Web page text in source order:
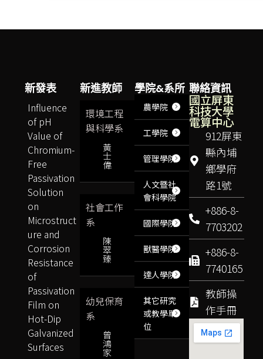
聯絡資訊
國立屏東
科技大學
電算中心
912屏東
縣內埔
鄉學府
路1號
+886-8-
7703202
+886-8-
7740165
教師操
作手冊
學院&系所
農學院
工學院
管理學院
人文暨社
會科學院
國際學院
獸醫學院
達人學院
其它研究
或教學單
位
新進教師
環境工程
與科學系
黃
士
偉
社會工作
系
陳
翠
臻
幼兒保育
系
曾
鴻
家
新發表
Influence
of pH
Value of
Chromium-
Free
Passivation
Solution
on
Microstruct
ure and
Corrosion
Resistance
of
Passivation
Film on
Hot-Dip
Galvanized
Surfaces